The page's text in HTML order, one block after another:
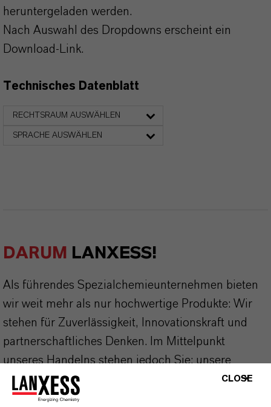
heruntergeladen werden.
Nach Auswahl des Dropdowns erscheint ein
Download-Link.
Technisches Datenblatt
RECHTSRAUM AUSWÄHLEN
SPRACHE AUSWÄHLEN
DARUM LANXESS!
Als führendes Spezialchemieunternehmen bieten
wir weit mehr als nur hochwertige Produkte: Wir
stehen für Zuverlässigkeit, Innovationskraft und
partnerschaftliches Denken. Im Mittelpunkt
unseres Handelns stehen jedoch Sie: unsere
Kunden. Unsere Kunden profitieren von
maßgeschneiderten Lösungen, globaler Präsenz
CLOSE